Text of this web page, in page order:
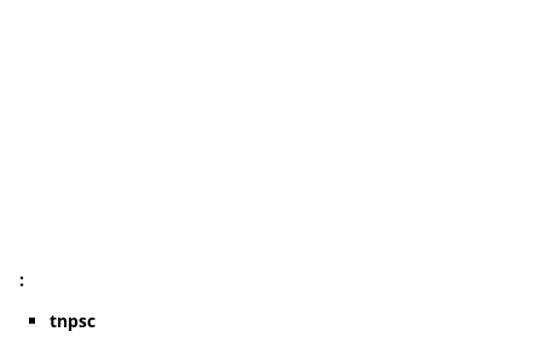
:
tnpsc